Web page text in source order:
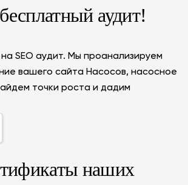
аудит!
SEO аудит. Мы проанализируем
вашего сайта Насосов, насосное
точки роста и дадим
наших